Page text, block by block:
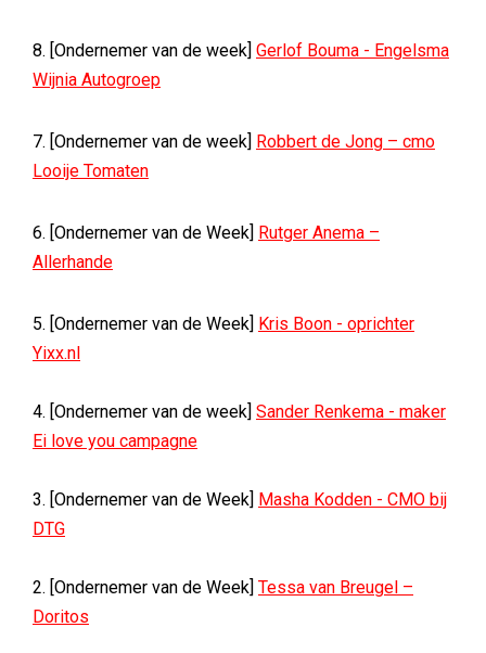
8. [Ondernemer van de week] Gerlof Bouma - Engelsma
Wijnia Autogroep
7. [Ondernemer van de week] Robbert de Jong – cmo
Looije Tomaten
6. [Ondernemer van de Week] Rutger Anema –
Allerhande
5. [Ondernemer van de Week] Kris Boon - oprichter
Yixx.nl
4. [Ondernemer van de week] Sander Renkema - maker
Ei love you campagne
3. [Ondernemer van de Week] Masha Kodden - CMO bij
DTG
2. [Ondernemer van de Week] Tessa van Breugel –
Doritos